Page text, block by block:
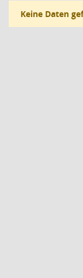
Keine Daten